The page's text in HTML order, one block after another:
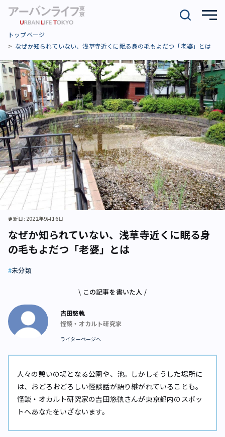
トップページ
なぜか知られていない、浅草寺近くに眠る身の毛もよだつ「老婆」とは
なぜか知られていない、浅草寺近くに眠る身
の毛もよだつ「老婆」とは
更新日: 2022年9月16日
未分類
\ この記事を書いた人 /
吉田悠軌
怪談・オカルト研究家
ライターページへ
人々の憩いの場となる公園や、池。しかしそうした場所に
は、おどろおどろしい怪談話が語り継がれていることも。
怪談・オカルト研究家の吉田悠軌さんが東京都内のスポッ
トへあなたをいざないます。